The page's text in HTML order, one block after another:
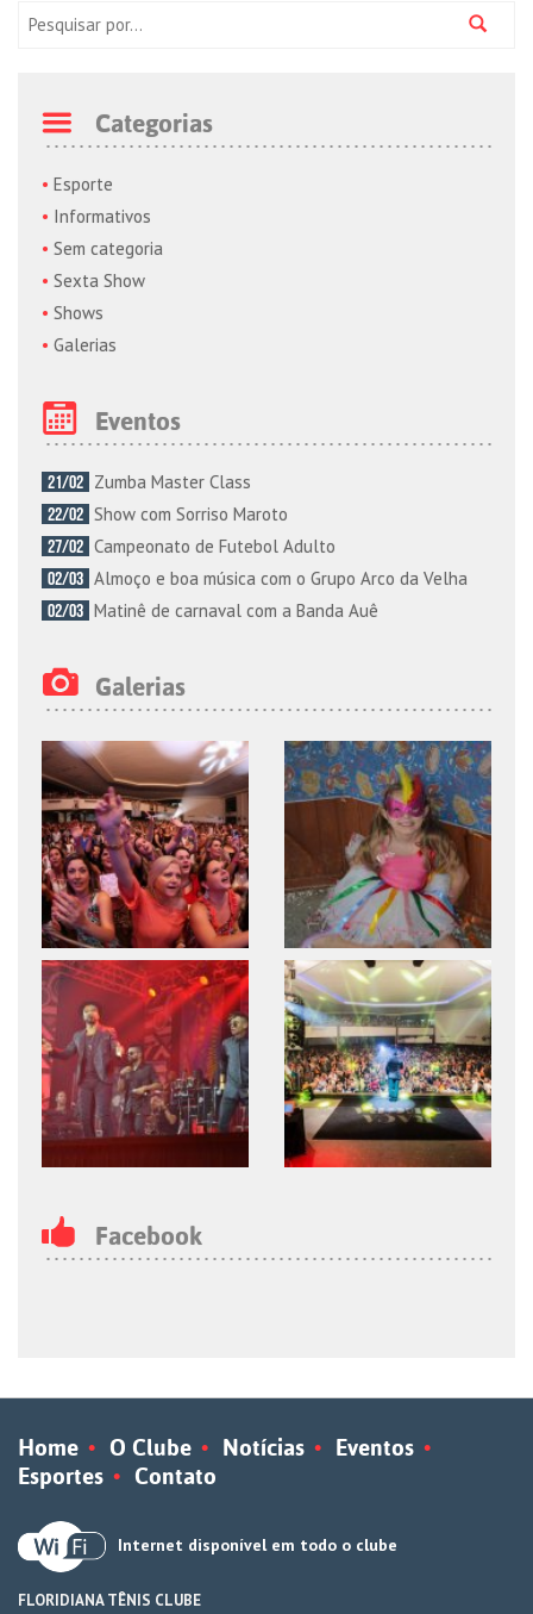
Pesquisa:
Categorias
Esporte
Informativos
Sem categoria
Sexta Show
Shows
Galerias
Eventos
21/02 Zumba Master Class
22/02 Show com Sorriso Maroto
27/02 Campeonato de Futebol Adulto
02/03 Almoço e boa música com o Grupo Arco da Velha
02/03 Matinê de carnaval com a Banda Auê
Galerias
Facebook
Home O Clube Notícias
Eventos
Esportes
Contato
Internet disponível em todo o clube
FLORIDIANA TÊNIS CLUBE